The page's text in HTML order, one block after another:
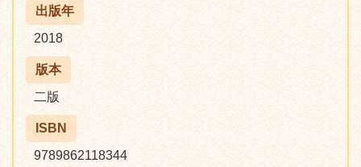
出版年
2018
版本
二版
ISBN
9789862118344